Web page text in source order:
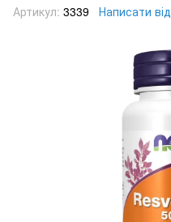
Артикул: 3339 Написати